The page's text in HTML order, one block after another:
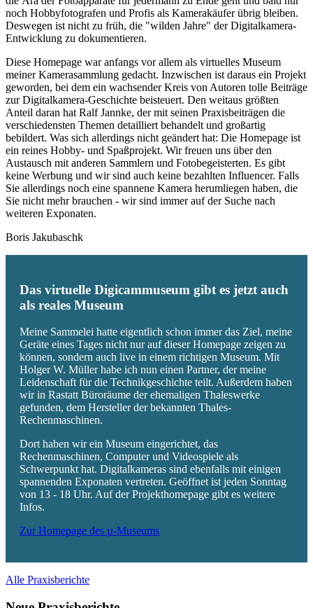
noch Hobbyfotografen und Profis als Kamerakäufer übrig bleiben.
Deswegen ist nicht zu früh, die "wilden Jahre" der Digitalkamera-
Entwicklung zu dokumentieren.
Diese Homepage war anfangs vor allem als virtuelles Museum
meiner Kamerasammlung gedacht. Inzwischen ist daraus ein Projekt
geworden, bei dem ein wachsender Kreis von Autoren tolle Beiträge
zur Digitalkamera-Geschichte beisteuert. Den weitaus größten
Anteil daran hat Ralf Jannke, der mit seinen Praxisbeiträgen die
verschiedensten Themen detailliert behandelt und großartig
bebildert. Was sich allerdings nicht geändert hat: Die Homepage ist
ein reines Hobby- und Spaßprojekt. Wir freuen uns über den
Austausch mit anderen Sammlern und Fotobegeisterten. Es gibt
keine Werbung und wir sind auch keine bezahlten Influencer. Falls
Sie allerdings noch eine spannene Kamera herumliegen haben, die
Sie nicht mehr brauchen - wir sind immer auf der Suche nach
weiteren Exponaten.
Boris Jakubaschk
Das virtuelle Digicammuseum gibt es jetzt auch
als reales Museum
Meine Sammelei hatte eigentlich schon immer das Ziel, meine
Geräte eines Tages nicht nur auf dieser Homepage zeigen zu
können, sondern auch live in einem richtigen Museum. Mit
Holger W. Müller habe ich nun einen Partner, der meine
Leidenschaft für die Technikgeschichte teilt. Außerdem haben
wir in Rastatt Büroräume der ehemaligen Thaleswerke
gefunden, dem Hersteller der bekannten Thales-
Rechenmaschinen.
Dort haben wir ein Museum eingerichtet, das
Rechenmaschinen, Computer und Videospiele als
Schwerpunkt hat. Digitalkameras sind ebenfalls mit einigen
spannenden Exponaten vertreten. Geöffnet ist jeden Sonntag
von 13 - 18 Uhr. Auf der Projekthomepage gibt es weitere
Infos.
Zur Homepage des µ-Museums
Alle Praxisberichte